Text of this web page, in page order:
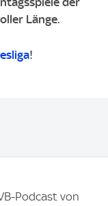
Länge.
!
Podcast von